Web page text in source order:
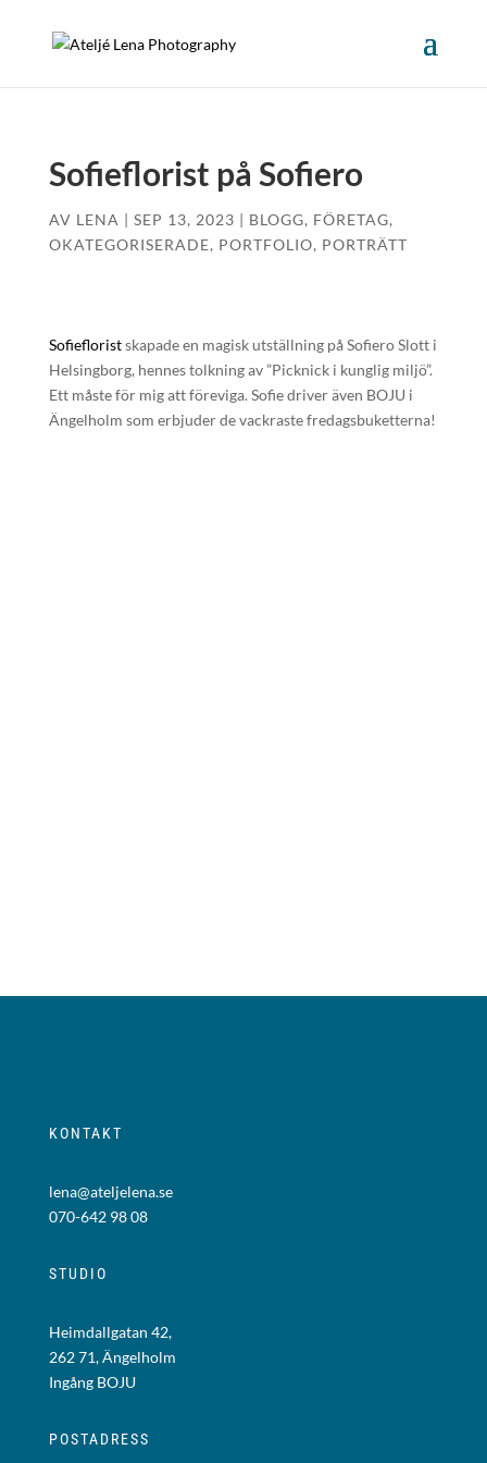
Sofieflorist på Sofiero
AV LENA | SEP 13, 2023 | BLOGG, FÖRETAG,
OKATEGORISERADE, PORTFOLIO, PORTRÄTT
Sofiefloristskapade en magisk utställning på Sofiero Slott i
Helsingborg, hennes tolkning av ”Picknick i kunglig miljö”.
Ett måste för mig att föreviga. Sofie driver även BOJU i
Ängelholm som erbjuder de vackraste fredagsbuketterna!
KONTAKT
lena@ateljelena.se
070-642 98 08
STUDIO
Heimdallgatan 42,
262 71, Ängelholm
Ingång BOJU
POSTADRESS